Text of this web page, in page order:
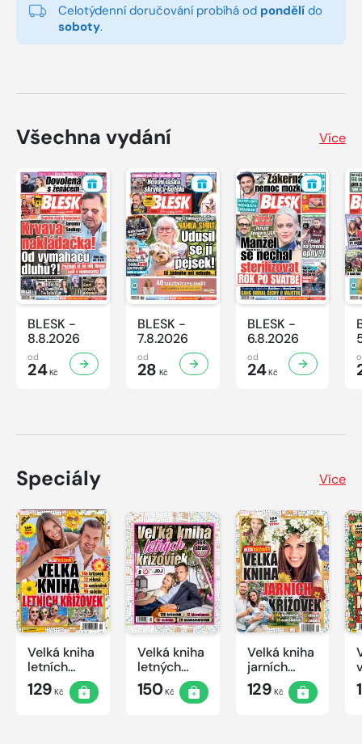
Celotýdenní doručování probíhá od pondělí do
soboty.
Všechna vydání Více
BLESK -
8.8.2026
od
24Kč
BLESK -
7.8.2026
od
28 Kč
BLESK -
6.8.2026
od
24Kč
Speciály Více
Velká kniha
letních
křížovek
2026
129 Kč
Velká kniha
letných
krížoviek s
TV JOJ
150Kč
Velká kniha
jarních
křížovek
2026
129 Kč